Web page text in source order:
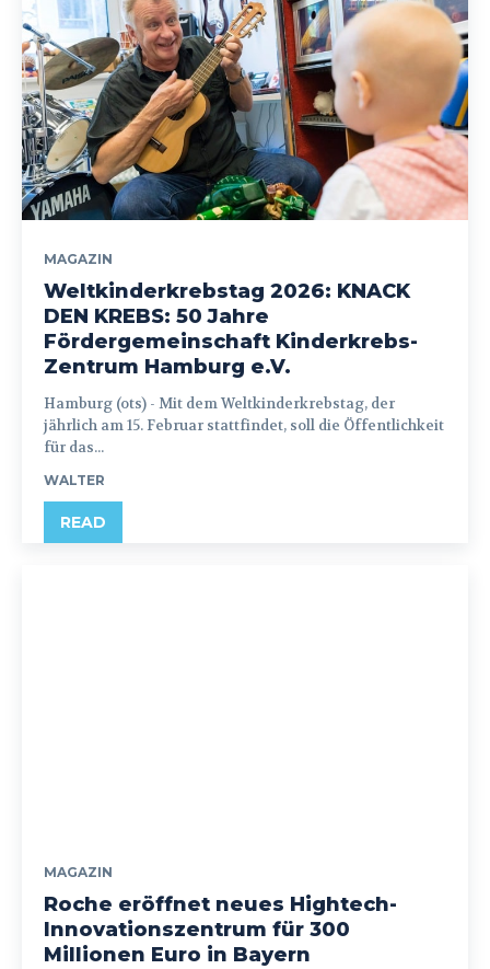
MAGAZIN
Weltkinderkrebstag 2026: KNACK
DEN KREBS: 50 Jahre
Fördergemeinschaft Kinderkrebs-
Zentrum Hamburg e.V.
Hamburg (ots) - Mit dem Weltkinderkrebstag, der
jährlich am 15. Februar stattfindet, soll die Öffentlichkeit
für das...
WALTER
READ
MAGAZIN
Roche eröffnet neues Hightech-
Innovationszentrum für 300
Millionen Euro in Bayern